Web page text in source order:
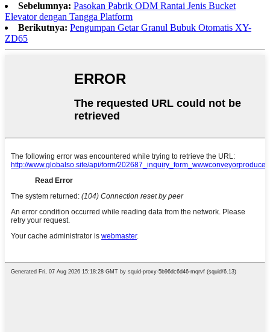
Sebelumnya: Pasokan Pabrik ODM Rantai Jenis Bucket
Elevator dengan Tangga Platform
Berikutnya: Pengumpan Getar Granul Bubuk Otomatis XY-
ZD65